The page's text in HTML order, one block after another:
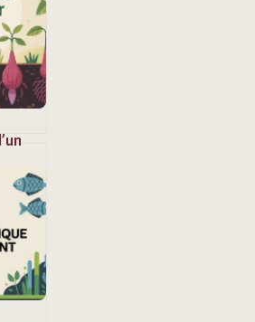
plante